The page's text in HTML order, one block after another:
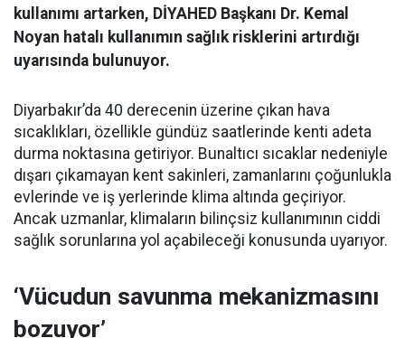
kullanımı artarken, DİYAHED Başkanı Dr. Kemal
Noyan hatalı kullanımın sağlık risklerini artırdığı
uyarısında bulunuyor.
Diyarbakır’da 40 derecenin üzerine çıkan hava
sıcaklıkları, özellikle gündüz saatlerinde kenti adeta
durma noktasına getiriyor. Bunaltıcı sıcaklar nedeniyle
dışarı çıkamayan kent sakinleri, zamanlarını çoğunlukla
evlerinde ve iş yerlerinde klima altında geçiriyor.
Ancak uzmanlar, klimaların bilinçsiz kullanımının ciddi
sağlık sorunlarına yol açabileceği konusunda uyarıyor.
‘Vücudun savunma mekanizmasını
bozuyor’